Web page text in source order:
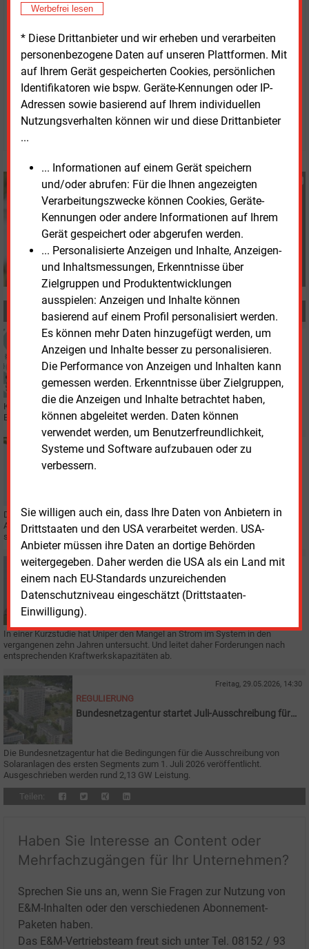
Werbefrei lesen
* Diese Drittanbieter und wir erheben und verarbeiten
personenbezogene Daten auf unseren Plattformen. Mit
auf Ihrem Gerät gespeicherten Cookies, persönlichen
Identifikatoren wie bspw. Geräte-Kennungen oder IP-
Adressen sowie basierend auf Ihrem individuellen
Nutzungsverhalten können wir und diese Drittanbieter
...
... Informationen auf einem Gerät speichern
und/oder abrufen: Für die Ihnen angezeigten
Verarbeitungszwecke können Cookies, Geräte-
Kennungen oder andere Informationen auf Ihrem
Gerät gespeichert oder abgerufen werden.
... Personalisierte Anzeigen und Inhalte, Anzeigen-
und Inhaltsmessungen, Erkenntnisse über
Zielgruppen und Produktentwicklungen
ausspielen: Anzeigen und Inhalte können
basierend auf einem Profil personalisiert werden.
Es können mehr Daten hinzugefügt werden, um
Anzeigen und Inhalte besser zu personalisieren.
Die Performance von Anzeigen und Inhalten kann
gemessen werden. Erkenntnisse über Zielgruppen,
die die Anzeigen und Inhalte betrachtet haben,
können abgeleitet werden. Daten können
verwendet werden, um Benutzerfreundlichkeit,
Systeme und Software aufzubauen oder zu
verbessern.
Sie willigen auch ein, dass Ihre Daten von Anbietern in
Drittstaaten und den USA verarbeitet werden. USA-
Anbieter müssen ihre Daten an dortige Behörden
weitergegeben. Daher werden die USA als ein Land mit
einem nach EU-Standards unzureichenden
Datenschutzniveau eingeschätzt (Drittstaaten-
Einwilligung).
Besitz weniger großer Stromerzeugungsunternehmen
Marktpositionen weiter verfestigen.
Freitag, 8.05.2026, 10:24 Uhr
Susanne Harmsen
© 2026 Energie & Management GmbH
Susanne Harmsen
+49 (0) 151 28207503
s.harmsen@energie-
MEHR ZUM THEMA
Dienstag, 30.06.2026, 16:00
REGULIERUNG
Kartellamt zieht positive Bilanz der
Energiepreisbremse
Kartellamtspräsident Andreas Mundt hat den Jahresbericht 2025/26 seiner
Behörde vorgestellt. Im Energiebereich nimmt die Marktmacht zu.
Freitag, 5.06.2026, 12:43
Die Bundesnetzagentur hat vorab erste Details zu den neuen
Ausschreibungen für neue Kapazitäten nach dem StromVKG publiziert. Sie
sollen auch im Fall von Dunkelflauten Strom liefern.
Dienstag, 2.06.2026, 09:20
GASKRAFTWERKE
Uniper: Dunkelflauten sind Normalzustand
In einer Kurzstudie hat Uniper den Mangel an Strom im System in den
vergangenen zehn Jahren untersucht. Und leitet daher Forderungen nach
entsprechenden Kraftwerkskapazitäten ab.
Freitag, 29.05.2026, 14:30
REGULIERUNG
Bundesnetzagentur startet Juli-Ausschreibung für
Die Bundesnetzagentur hat die Bedingungen für die Ausschreibung von
Solaranlagen des ersten Segments zum 1. Juli 2026 veröffentlicht.
Ausgeschrieben werden rund 2,13 GW Leistung.
Teilen:
Haben Sie Interesse an Content oder
Mehrfachzugängen für Ihr Unternehmen?
Sprechen Sie uns an, wenn Sie Fragen zur Nutzung von
E&M-Inhalten oder den verschiedenen Abonnement-
Paketen haben.
Das E&M-Vertriebsteam freut sich unter Tel. 08152 / 93